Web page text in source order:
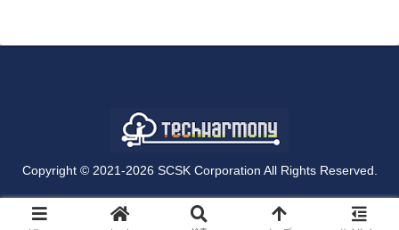
Copyright © 2021-2026 SCSK Corporation All Rights Reserved.